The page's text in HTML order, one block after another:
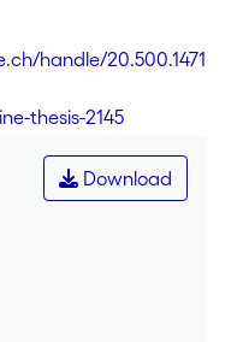
Les
dû trouver les
à cette
métier. C’est à
d’adaptations
que ce travail est
handle/20.500.1471
thesis-2145
Download